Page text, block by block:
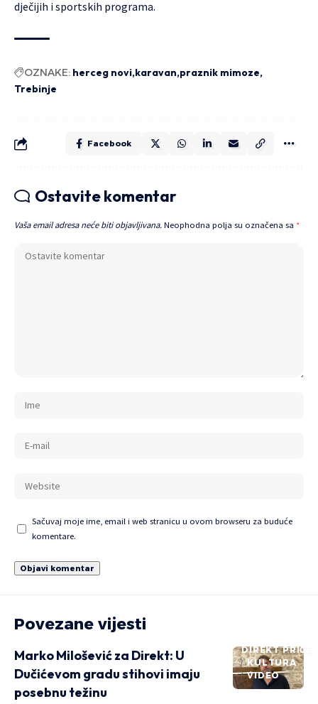
dječijih i sportskih programa.
OZNAKE: herceg novi karavan praznik mimoze
Trebinje
Facebook
Ostavite komentar
Vaša email adresa neće biti objavljivana. Neophodna polja su označena sa *
Sačuvaj moje ime, email i web stranicu u ovom browseru za buduće
komentare.
Povezane vijesti
DIREKT PRIČE
KULTURA
VIDEO
Marko Milošević za Direkt: U
Dučićevom gradu stihovi imaju
posebnu težinu